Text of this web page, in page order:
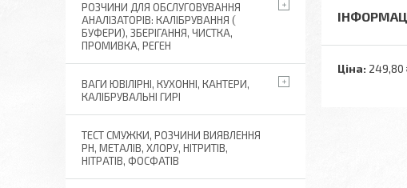
Ціна: 249,80
РОЗЧИНИ ДЛЯ ОБСЛУГОВУВАННЯ
АНАЛІЗАТОРІВ: КАЛІБРУВАННЯ (
БУФЕРИ), ЗБЕРІГАННЯ, ЧИСТКА,
ПРОМИВКА, РЕГЕН
ВАГИ ЮВІЛІРНІ, КУХОННІ, КАНТЕРИ,
КАЛІБРУВАЛЬНІ ГИРІ
ТЕСТ СМУЖКИ, РОЗЧИНИ ВИЯВЛЕННЯ
РН, МЕТАЛІВ, ХЛОРУ, НІТРИТІВ,
НІТРАТІВ, ФОСФАТІВ